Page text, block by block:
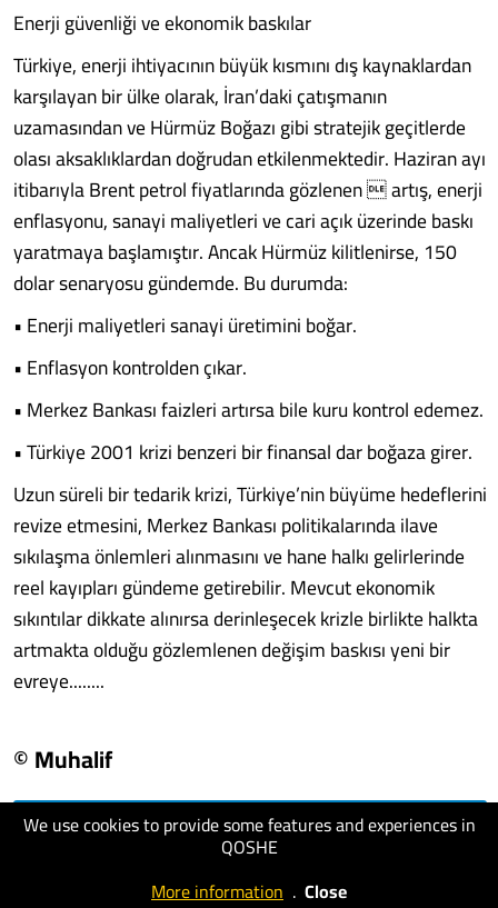
We use cookies to provide some features and experiences in
QOSHE
More information . Close
Enerji güvenliği ve ekonomik baskılar
Türkiye, enerji ihtiyacının büyük kısmını dış kaynaklardan
karşılayan bir ülke olarak, İran’daki çatışmanın
uzamasından ve Hürmüz Boğazı gibi stratejik geçitlerde
olası aksaklıklardan doğrudan etkilenmektedir. Haziran ayı
itibarıyla Brent petrol fiyatlarında gözlenen  artış, enerji
enflasyonu, sanayi maliyetleri ve cari açık üzerinde baskı
yaratmaya başlamıştır. Ancak Hürmüz kilitlenirse, 150
dolar senaryosu gündemde. Bu durumda:
• Enerji maliyetleri sanayi üretimini boğar.
• Enflasyon kontrolden çıkar.
• Merkez Bankası faizleri artırsa bile kuru kontrol edemez.
• Türkiye 2001 krizi benzeri bir finansal dar boğaza girer.
Uzun süreli bir tedarik krizi, Türkiye’nin büyüme hedeflerini
revize etmesini, Merkez Bankası politikalarında ilave
sıkılaşma önlemleri alınmasını ve hane halkı gelirlerinde
reel kayıpları gündeme getirebilir. Mevcut ekonomik
sıkıntılar dikkate alınırsa derinleşecek krizle birlikte halkta
artmakta olduğu gözlemlenen değişim baskısı yeni bir
evreye........
© Muhalif
visit website